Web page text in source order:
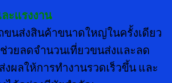
ะแรงงาน
ขนส่งสินค้าขนาดใหญ่ในครั้งเดียว
วยลดจำนวนเที่ยวขนส่งและลด
งผลให้การทำงานรวดเร็วขึ้น และ